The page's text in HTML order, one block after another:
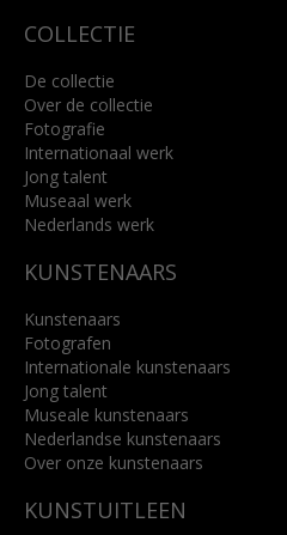
COLLECTIE
De collectie
Over de collectie
Fotografie
Internationaal werk
Jong talent
Museaal werk
Nederlands werk
KUNSTENAARS
Kunstenaars
Fotografen
Internationale kunstenaars
Jong talent
Museale kunstenaars
Nederlandse kunstenaars
Over onze kunstenaars
KUNSTUITLEEN